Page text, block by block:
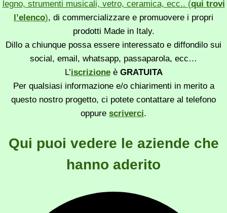
legno, strumenti musicali, vetro, ceramica, ecc.. (qui trovi
l’elenco), di commercializzare e promuovere i propri
prodotti Made in Italy.
Dillo a chiunque possa essere interessato e diffondilo sui
social, email, whatsapp, passaparola, ecc…
L’iscrizioneè GRATUITA
Per qualsiasi informazione e/o chiarimenti in merito a
questo nostro progetto, ci potete contattare al telefono
oppure scriverci.
Qui puoi vedere le aziende che
hanno aderito